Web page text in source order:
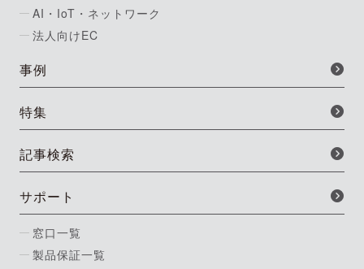
AI・IoT・ネットワーク
法人向けEC
事例
特集
記事検索
サポート
窓口一覧
製品保証一覧